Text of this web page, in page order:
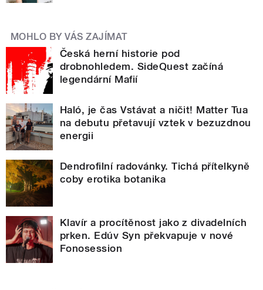
MOHLO BY VÁS ZAJÍMAT
Česká herní historie pod
drobnohledem. SideQuest začíná
legendární Mafií
Haló, je čas Vstávat a ničit! Matter Tua
na debutu přetavují vztek v bezuzdnou
energii
Dendrofilní radovánky. Tichá přítelkyně
coby erotika botanika
Klavír a procítěnost jako z divadelních
prken. Edúv Syn překvapuje v nové
Fonosession